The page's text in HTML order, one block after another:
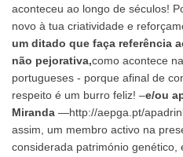
aconteceu ao longo de séculos!
novo à tua criatividade e
um ditado que faça referência
não pejorativa,como acontece
portugueses - porque afinal de
respeito é um burro feliz! –e/ou
Miranda —http://aepga.pt/
assim, um membro activo na
considerada património genético,